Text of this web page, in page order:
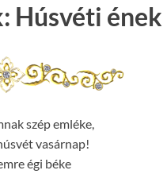
Húsvéti ének
szép emléke,
vasárnap!
égi béke